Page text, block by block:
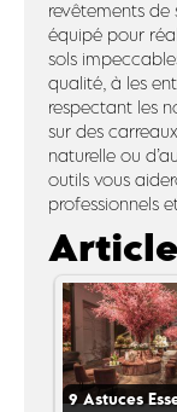
revêtements de
équipé pour
sols
qualité, à les
respectant les
sur des
naturelle ou
outils vous
professionnels
9 Astuces